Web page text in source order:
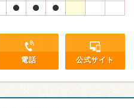
電話 公式サイト